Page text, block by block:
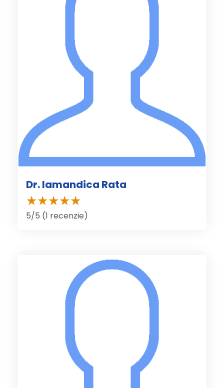
Dr. Iamandica Rata
5/5 (1 recenzie)